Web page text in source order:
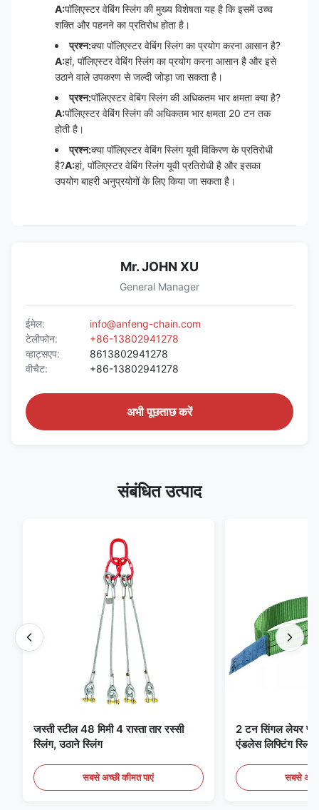
A:पॉलिएस्टर वेबिंग स्लिंग की मुख्य विशेषता यह है कि इसमें उच्च
शक्ति और पहनने का प्रतिरोध होता है।
प्रश्न:क्या पॉलिएस्टर वेबिंग स्लिंग का प्रयोग करना आसान है?
A:हां, पॉलिएस्टर वेबिंग स्लिंग का प्रयोग करना आसान है और इसे
उठाने वाले उपकरण से जल्दी जोड़ा जा सकता है।
प्रश्न:पॉलिएस्टर वेबिंग स्लिंग की अधिकतम भार क्षमता क्या है?
A:पॉलिएस्टर वेबिंग स्लिंग की अधिकतम भार क्षमता 20 टन तक
होती है।
प्रश्न:क्या पॉलिएस्टर वेबिंग स्लिंग यूवी विकिरण के प्रतिरोधी
है?A:हां, पॉलिएस्टर वेबिंग स्लिंग यूवी प्रतिरोधी है और इसका
उपयोग बाहरी अनुप्रयोगों के लिए किया जा सकता है।
Mr. JOHN XU
General Manager
ईमेल:
info@anfeng-chain.com
टेलीफोन:
+86-13802941278
व्हाट्सएप:
8613802941278
वीचैट:
+86-13802941278
अभी पूछताछ करें
संबंधित उत्पाद
जस्ती स्टील 48 मिमी 4 रास्ता तार रस्सी
स्लिंग, उठाने स्लिंग
सबसे अच्छी कीमत पाएं
2 टन सिंगल लेयर
एंडलेस लिफ्टिंग स्लिंग्स
सबसे